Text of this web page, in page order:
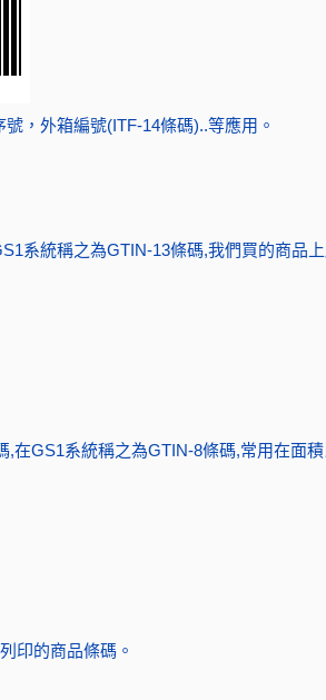
號，外箱編號(ITF-14條碼)..等應用。
系統稱之為GTIN-13條碼,我們買的商品
,在GS1系統稱之為GTIN-8條碼,常用在面
印的商品條碼。